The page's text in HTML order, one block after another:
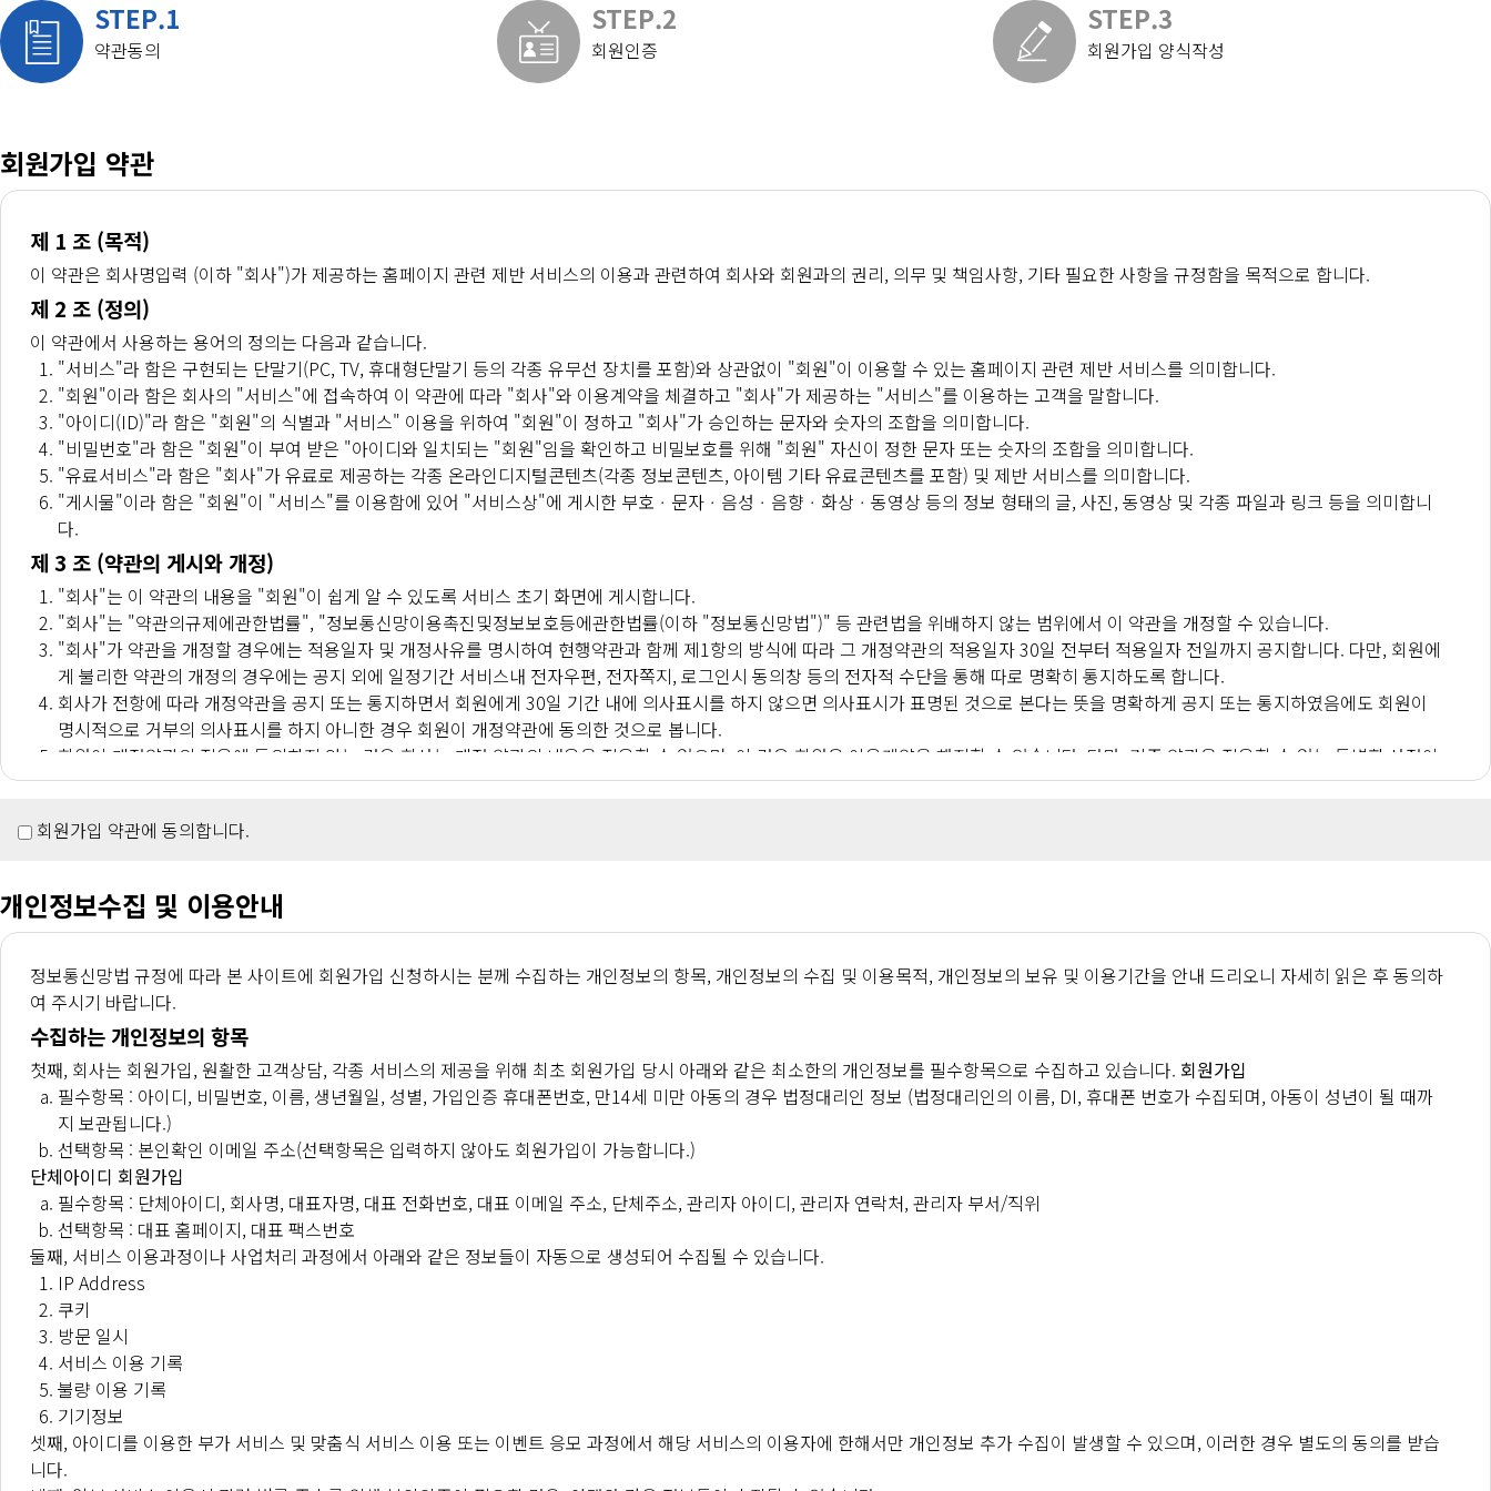
STEP.1
약관동의
STEP.2
회원인증
STEP.3
회원가입 양식작성
회원가입 약관
제 1 조 (목적)
이 약관은 회사명입력 (이하 "회사")가 제공하는 홈페이지 관련 제반 서비스의 이용과 관련하여 회사와 회원과의 권리, 의무 및 책임사항, 기타 필요한 사항을 규정함을 목적으로 합니다.
제 2 조 (정의)
이 약관에서 사용하는 용어의 정의는 다음과 같습니다.
"서비스"라 함은 구현되는 단말기(PC, TV, 휴대형단말기 등의 각종 유무선 장치를 포함)와 상관없이 "회원"이 이용할 수 있는 홈페이지 관련 제반 서비스를 의미합니다.
"회원"이라 함은 회사의 "서비스"에 접속하여 이 약관에 따라 "회사"와 이용계약을 체결하고 "회사"가 제공하는 "서비스"를 이용하는 고객을 말합니다.
"아이디(ID)"라 함은 "회원"의 식별과 "서비스" 이용을 위하여 "회원"이 정하고 "회사"가 승인하는 문자와 숫자의 조합을 의미합니다.
"비밀번호"라 함은 "회원"이 부여 받은 "아이디와 일치되는 "회원"임을 확인하고 비밀보호를 위해 "회원" 자신이 정한 문자 또는 숫자의 조합을 의미합니다.
"유료서비스"라 함은 "회사"가 유료로 제공하는 각종 온라인디지털콘텐츠(각종 정보콘텐츠, 아이템 기타 유료콘텐츠를 포함) 및 제반 서비스를 의미합니다.
"게시물"이라 함은 "회원"이 "서비스"를 이용함에 있어 "서비스상"에 게시한 부호ㆍ문자ㆍ음성ㆍ음향ㆍ화상ㆍ동영상 등의 정보 형태의 글, 사진, 동영상 및 각종 파일과 링크 등을 의미합니
다.
제 3 조 (약관의 게시와 개정)
"회사"는 이 약관의 내용을 "회원"이 쉽게 알 수 있도록 서비스 초기 화면에 게시합니다.
"회사"는 "약관의규제에관한법률", "정보통신망이용촉진및정보보호등에관한법률(이하 "정보통신망법")" 등 관련법을 위배하지 않는 범위에서 이 약관을 개정할 수 있습니다.
"회사"가 약관을 개정할 경우에는 적용일자 및 개정사유를 명시하여 현행약관과 함께 제1항의 방식에 따라 그 개정약관의 적용일자 30일 전부터 적용일자 전일까지 공지합니다. 다만, 회원에
게 불리한 약관의 개정의 경우에는 공지 외에 일정기간 서비스내 전자우편, 전자쪽지, 로그인시 동의창 등의 전자적 수단을 통해 따로 명확히 통지하도록 합니다.
회사가 전항에 따라 개정약관을 공지 또는 통지하면서 회원에게 30일 기간 내에 의사표시를 하지 않으면 의사표시가 표명된 것으로 본다는 뜻을 명확하게 공지 또는 통지하였음에도 회원이
명시적으로 거부의 의사표시를 하지 아니한 경우 회원이 개정약관에 동의한 것으로 봅니다.
회원이 개정약관의 적용에 동의하지 않는 경우 회사는 개정 약관의 내용을 적용할 수 없으며, 이 경우 회원은 이용계약을 해지할 수 있습니다. 다만, 기존 약관을 적용할 수 없는 특별한 사정이
있는 경우에는 회사는 이용계약을 해지할 수 있습니다.
제 4 조 (약관의 해석)
이 약관에서 정하지 아니한 사항이나 해석에 대해서는 "유료서비스약관 등" 및 관계법령 또는 상관례에 따릅니다.
제 5 조 (이용계약 체결)
이용계약은 "회원"이 되고자 하는 자(이하 "가입신청자")가 약관의 내용에 대하여 동의를 한 다음 회원가입신청을 하고 "회사"가 이러한 신청에 대하여 승낙함으로써 체결됩니다.
"회사"는 "가입신청자"의 신청에 대하여 "서비스" 이용을 승낙함을 원칙으로 합니다. 다만, "회사"는 다음 각 호에 해당하는 신청에 대하여는 승낙을 하지 않거나 사후에 이용계약을 해지할
수 있습니다.
가입신청자가 이 약관에 의하여 이전에 회원자격을 상실한 적이 있는 경우, 단 "회사"의 회원 재가입 승낙을 얻은 경우에는 예외로 함.
실명이 아니거나 타인의 명의를 이용한 경우
허위의 정보를 기재하거나, "회사"가 제시하는 내용을 기재하지 않은 경우
14세 미만 아동이 법정대리인(부모 등)의 동의를 얻지 아니한 경우
이용자의 귀책사유로 인하여 승인이 불가능하거나 기타 규정한 제반 사항을 위반하며 신청하는 경우
제1항에 따른 신청에 있어 "회사"는 "회원"의 종류에 따라 전문기관을 통한 실명확인 및 본인인증을 요청할 수 있습니다.
"회사"는 서비스관련설비의 여유가 없거나, 기술상 또는 업무상 문제가 있는 경우에는 승낙을 유보할 수 있습니다.
제2항과 제4항에 따라 회원가입신청의 승낙을 하지 아니하거나 유보한 경우, "회사"는 원칙적으로 이를 가입신청자에게 알리도록 합니다.
이용계약의 성립 시기는 "회사"가 가입완료를 신청절차 상에서 표시한 시점으로 합니다.
"회사"는 "회원"에 대해 회사정책에 따라 등급별로 구분하여 이용시간, 이용횟수, 서비스 메뉴 등을 세분하여 이용에 차등을 둘 수 있습니다.
"회사"는 "회원"에 대하여 "영화및비디오물의진흥에관한법률" 및 "청소년보호법"등에 따른 등급 및 연령 준수를 위해 이용제한이나 등급별 제한을 할 수 있습니다.
회원가입 약관에 동의합니다.
개인정보수집 및 이용안내
정보통신망법 규정에 따라 본 사이트에 회원가입 신청하시는 분께 수집하는 개인정보의 항목, 개인정보의 수집 및 이용목적, 개인정보의 보유 및 이용기간을 안내 드리오니 자세히 읽은 후 동의하
여 주시기 바랍니다.
수집하는 개인정보의 항목
첫째, 회사는 회원가입, 원활한 고객상담, 각종 서비스의 제공을 위해 최초 회원가입 당시 아래와 같은 최소한의 개인정보를 필수항목으로 수집하고 있습니다. 회원가입
필수항목 : 아이디, 비밀번호, 이름, 생년월일, 성별, 가입인증 휴대폰번호, 만14세 미만 아동의 경우 법정대리인 정보 (법정대리인의 이름, DI, 휴대폰 번호가 수집되며, 아동이 성년이 될 때까
지 보관됩니다.)
선택항목 : 본인확인 이메일 주소(선택항목은 입력하지 않아도 회원가입이 가능합니다.)
단체아이디 회원가입
필수항목 : 단체아이디, 회사명, 대표자명, 대표 전화번호, 대표 이메일 주소, 단체주소, 관리자 아이디, 관리자 연락처, 관리자 부서/직위
선택항목 : 대표 홈페이지, 대표 팩스번호
둘째, 서비스 이용과정이나 사업처리 과정에서 아래와 같은 정보들이 자동으로 생성되어 수집될 수 있습니다.
IP Address
쿠키
방문 일시
서비스 이용 기록
불량 이용 기록
기기정보
셋째, 아이디를 이용한 부가 서비스 및 맞춤식 서비스 이용 또는 이벤트 응모 과정에서 해당 서비스의 이용자에 한해서만 개인정보 추가 수집이 발생할 수 있으며, 이러한 경우 별도의 동의를 받습
니다.